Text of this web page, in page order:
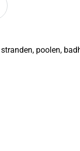
poolen,